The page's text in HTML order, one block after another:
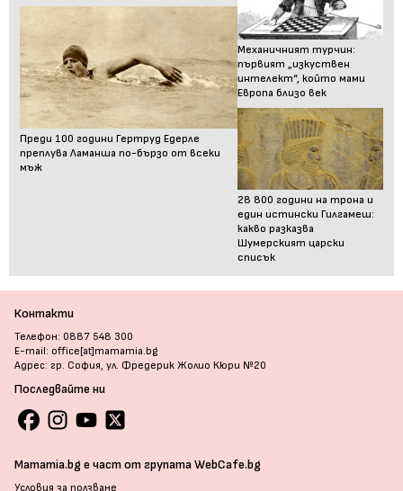
Преди 100 години Гертруд Едерле
преплува Ламанша по-бързо от всеки
мъж
Механичният турчин:
първият „изкуствен
интелект“, който мами
Европа близо век
28 800 години на трона и
един истински Гилгамеш:
какво разказва
Шумерският царски
списък
Контакти
Телефон: 0887 548 300
E-mail: office[at]mamamia.bg
Адрес: гр. София, ул. Фредерик Жолио Кюри №20
Последвайте ни
Mamamia.bg е част от групата WebCafe.bg
Условия за ползване